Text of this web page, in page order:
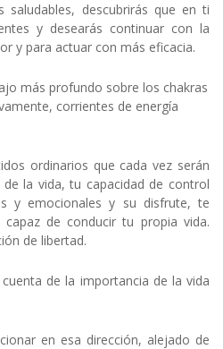
saludables, descubrirás que en ti
y desearás continuar con la
y para actuar con más eficacia.
más profundo sobre los chakras
corrientes de energía
ordinarios que cada vez serán
la vida, tu capacidad de control
y emocionales y su disfrute, te
de conducir tu propia vida.
de libertad.
de la importancia de la vida
en esa dirección, alejado de